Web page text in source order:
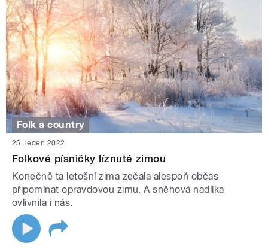
Folk a country
25. leden 2022
Folkové písničky líznuté zimou
Konečně ta letošní zima zečala alespoň občas
připomínat opravdovou zimu. A sněhová nadílka
ovlivnila i nás.